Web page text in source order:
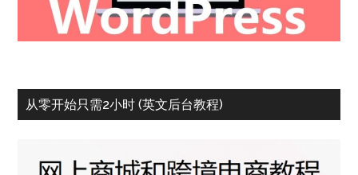
从零开始只需2小时 (英文后台教程)